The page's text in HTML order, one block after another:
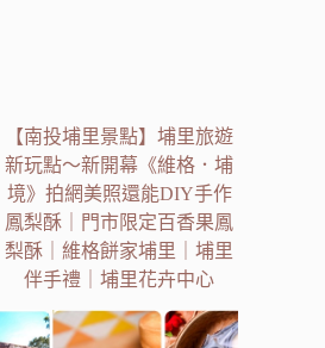
【南投埔里景點】埔里旅遊
新玩點～新開幕《維格．埔
境》拍網美照還能DIY手作
鳳梨酥｜門市限定百香果鳳
梨酥｜維格餅家埔里｜埔里
伴手禮｜埔里花卉中心